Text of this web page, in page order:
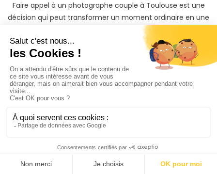
Faire appel à un photographe couple à Toulouse est une
décision qui peut transformer un moment ordinaire en une
expérience inoubliable. Imaginez-vous en train de revivre
ces moments précieux, immortalisés par l'objectif d'un
professionnel. En choisissant un photographe couple à
Toulouse, vous bénéficiez du savoir-faire d'un expert
capable de capturer l'essence même de votre relation.
Le premier avantage de faire appel à un photographe
technique. Un bon photographe connaît parfaitement les
techniques de prise de vue, la gestion de la lumière et du
cadrage pour produire des photos de haute qualité. Il saura
pour sublimer vos photos de couple.